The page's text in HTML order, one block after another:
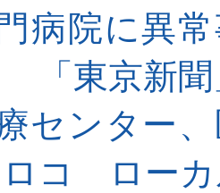
病院に異
「東京新聞
センター
コ ローカ